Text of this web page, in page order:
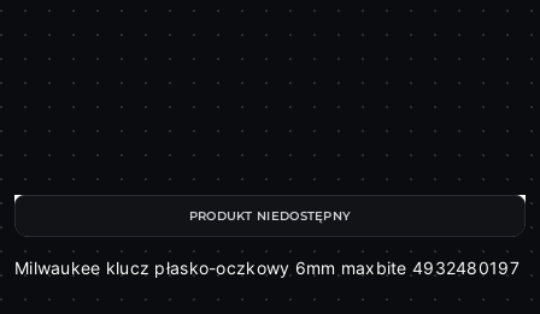
Milwaukee klucz płasko-oczkowy 6mm maxbite 4932480197
PRODUKT NIEDOSTĘPNY